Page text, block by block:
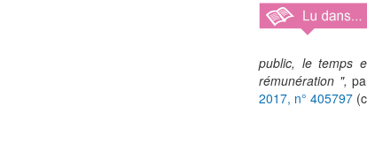
public, le temps
rémunération ",
2017, n° 405797